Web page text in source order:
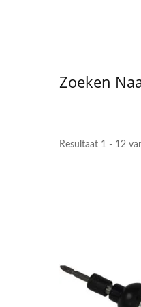
Zoeken
Resultaat 1 - 12